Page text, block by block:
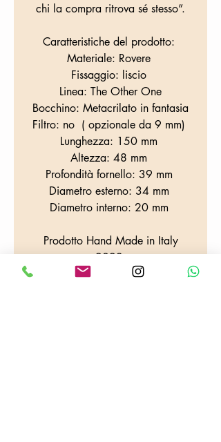
chi la compra ritrova sé stesso”.
Caratteristiche del prodotto:
Materiale: Rovere
Fissaggio: liscio
Linea: The Other One
Bocchino: Metacrilato in fantasia
Filtro: no ( opzionale da 9 mm)
Lunghezza: 150 mm
Altezza: 48 mm
Profondità fornello: 39 mm
Diametro esterno: 34 mm
Diametro interno: 20 mm
Prodotto Hand Made in Italy
2023